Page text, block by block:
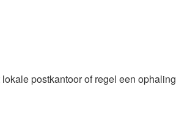
postkantoor of regel een ophaling